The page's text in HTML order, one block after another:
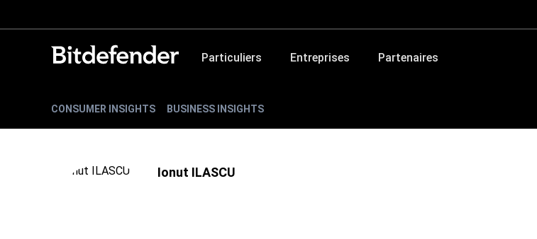
Particuliers Entreprises Partenaires
CONSUMER INSIGHTS BUSINESS INSIGHTS
Ionut ILASCU